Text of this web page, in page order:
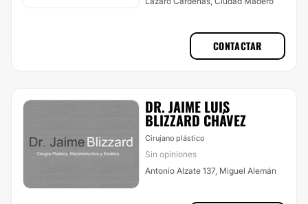
CONTACTAR
DR. JAIME LUIS
BLIZZARD CHÁVEZ
Cirujano plástico
Sin opiniones
Antonio Alzate 137, Miguel Alemán